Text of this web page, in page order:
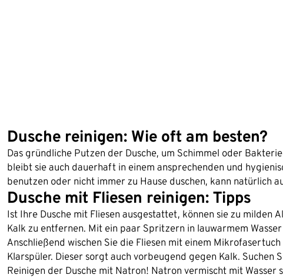
Dusche reinigen: Wie oft am besten?
Das gründliche Putzen der Dusche, um Schimmel oder
bleibt sie auch dauerhaft in einem ansprechenden und
benutzen oder nicht immer zu Hause duschen, kann natürlich
Dusche mit Fliesen reinigen: Tipps
Ist Ihre Dusche mit Fliesen ausgestattet, können sie zu milden
Kalk zu entfernen. Mit ein paar Spritzern in lauwarmem
Anschließend wischen Sie die Fliesen mit einem
Klarspüler. Dieser sorgt auch vorbeugend gegen Kalk. Suchen
Reinigen der Dusche mit Natron! Natron vermischt mit